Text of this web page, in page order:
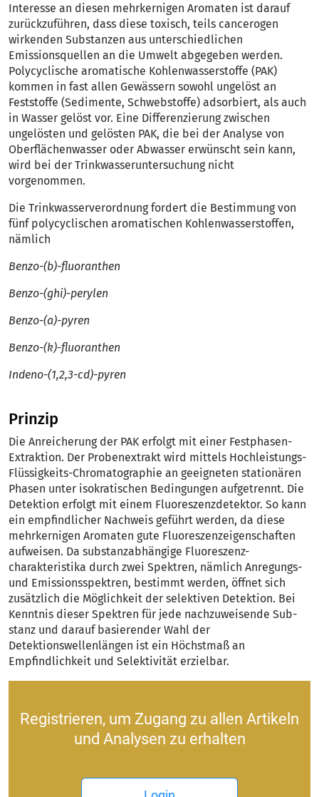
Interesse an diesen mehrkernigen Aromaten ist darauf
zurückzuführen, dass diese toxisch, teils cancerogen
wirkenden Substanzen aus unterschiedlichen
Emissionsquellen an die Umwelt abgegeben werden.
Polycyclische aromatische Kohlenwasser­stoffe (PAK)
kommen in fast allen Gewässern sowohl ungelöst an
Feststoffe (Sedimente, Schwebstoffe) adsorbiert, als auch
in Wasser gelöst vor. Eine Differenzierung zwischen
ungelösten und gelösten PAK, die bei der Analyse von
Oberflächenwasser oder Abwasser erwünscht sein kann,
wird bei der Trinkwasseruntersuchung nicht
vorgenommen.
Die Trinkwasserverordnung fordert die Bestimmung von
fünf polycyclischen aromatischen Kohlenwasserstoffen,
nämlich
Benzo-(b)-fluoranthen
Benzo-(ghi)-perylen
Benzo-(a)-pyren
Benzo-(k)-fluoranthen
Indeno-(1,2,3-cd)-pyren
Prinzip
Die Anreicherung der PAK erfolgt mit einer Festphasen-
Extraktion. Der Probenextrakt wird mittels Hochleistungs-
Flüssigkeits-Chromatographie an geeigneten stationären
Phasen unter isokratischen Bedingungen aufgetrennt. Die
Detektion erfolgt mit einem Fluoreszenzdetektor. So kann
ein empfindlicher Nachweis geführt werden, da diese
mehrkernigen Aromaten gute Fluoreszenzeigenschaften
aufweisen. Da substanzabhängige Fluoreszenz-
charakteristika durch zwei Spektren, nämlich Anregungs-
und Emissionsspektren, bestimmt werden, öffnet sich
zusätzlich die Möglichkeit der selekti­ven Detektion. Bei
Kenntnis dieser Spektren für jede nachzuweisende Sub­
stanz und darauf basierender Wahl der
Detektionswellenlängen ist ein Höchstmaß an
Empfindlichkeit und Selektivität erzielbar.
Registrieren, um Zugang zu allen Artikeln
und Analysen zu erhalten